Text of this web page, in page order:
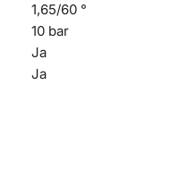
1,65/60 °
10 bar
Ja
Ja